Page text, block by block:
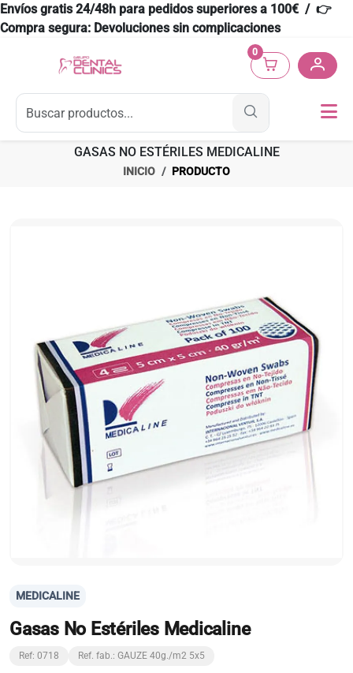
Envíos gratis 24/48h para pedidos superiores a 100€ / 👉
Compra segura: Devoluciones sin complicaciones
0
GASAS NO ESTÉRILES MEDICALINE
INICIO PRODUCTO
MEDICALINE
Gasas No Estériles Medicaline
Ref: 0718 Ref. fab.: GAUZE 40g./m2 5x5